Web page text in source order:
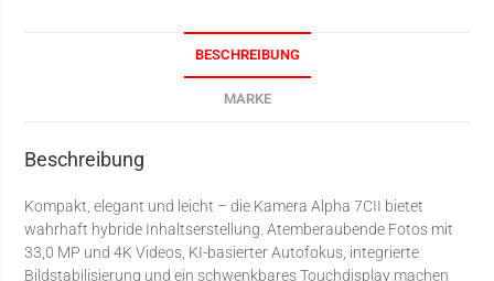
BESCHREIBUNG
MARKE
Beschreibung
Kompakt, elegant und leicht – die Kamera Alpha 7CII bietet
wahrhaft hybride Inhaltserstellung. Atemberaubende Fotos mit
33,0 MP und 4K Videos, KI-basierter Autofokus, integrierte
Bildstabilisierung und ein schwenkbares Touchdisplay machen